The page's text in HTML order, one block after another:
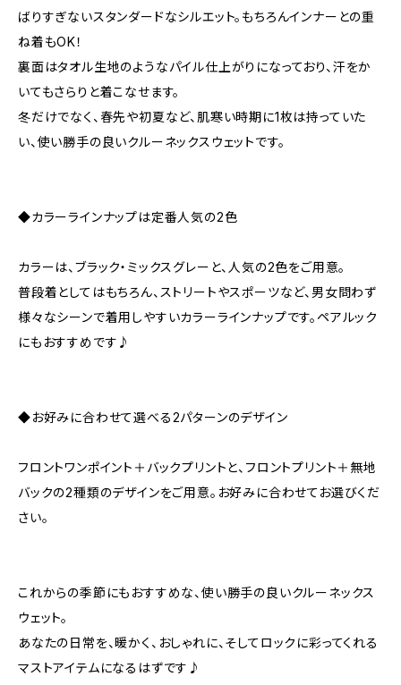
ばりすぎないスタンダードなシルエット。もちろんインナーとの重
ね着もOK！
裏面はタオル生地のようなパイル仕上がりになっており、汗をか
いてもさらりと着こなせます。
冬だけでなく、春先や初夏など、肌寒い時期に1枚は持っていた
い、使い勝手の良いクルーネックスウェットです。
◆カラーラインナップは定番人気の2色
カラーは、ブラック・ミックスグレーと、人気の2色をご用意。
普段着としてはもちろん、ストリートやスポーツなど、男女問わず
様々なシーンで着用しやすいカラーラインナップです。ペアルック
にもおすすめです♪
◆お好みに合わせて選べる2パターンのデザイン
フロントワンポイント＋バックプリントと、フロントプリント＋無地
バックの2種類のデザインをご用意。お好みに合わせてお選びくだ
さい。
これからの季節にもおすすめな、使い勝手の良いクルーネックス
ウェット。
あなたの日常を、暖かく、おしゃれに、そしてロックに彩ってくれる
マストアイテムになるはずです♪